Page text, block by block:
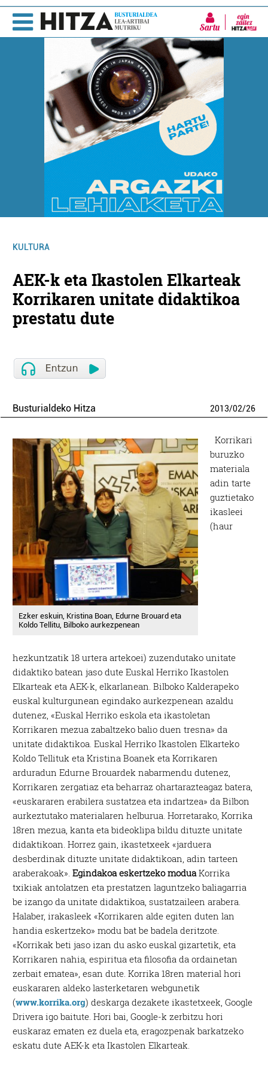
Sartu
KULTURA
AEK-k eta Ikastolen Elkarteak
Korrikaren unitate didaktikoa
prestatu dute
Busturialdeko Hitza 2013/02/26
Ezker eskuin, Kristina Boan, Edurne Brouard eta
Koldo Tellitu, Bilboko aurkezpenean
Korrikari
buruzko
materiala
adin tarte
guztietako
ikasleei
(haur
hezkuntzatik 18 urtera artekoei) zuzendutako unitate
didaktiko batean jaso dute Euskal Herriko Ikastolen
Elkarteak eta AEK-k, elkarlanean. Bilboko Kalderapeko
euskal kulturgunean egindako aurkezpenean azaldu
dutenez, «Euskal Herriko eskola eta ikastoletan
Korrikaren mezua zabaltzeko balio duen tresna» da
unitate didaktikoa. Euskal Herriko Ikastolen Elkarteko
Koldo Tellituk eta Kristina Boanek eta Korrikaren
arduradun Edurne Brouardek nabarmendu dutenez,
Korrikaren zergatiaz eta beharraz ohartarazteagaz batera,
«euskararen erabilera sustatzea eta indartzea» da Bilbon
aurkeztutako materialaren helburua. Horretarako, Korrika
18ren mezua, kanta eta bideoklipa bildu dituzte unitate
didaktikoan. Horrez gain, ikastetxeek «jarduera
desberdinak dituzte unitate didaktikoan, adin tarteen
araberakoak».Egindakoa eskertzeko moduaKorrika
txikiak antolatzen eta prestatzen laguntzeko baliagarria
be izango da unitate didaktikoa, sustatzaileen arabera.
Halaber, irakasleek «Korrikaren alde egiten duten lan
handia eskertzeko» modu bat be badela deritzote.
«Korrikak beti jaso izan du asko euskal gizartetik, eta
Korrikaren nahia, espiritua eta filosofia da ordainetan
zerbait ematea», esan dute. Korrika 18ren material hori
euskararen aldeko lasterketaren webgunetik
(www.korrika.org) deskarga dezakete ikastetxeek, Google
Drivera igo baitute. Hori bai, Google-k zerbitzu hori
euskaraz ematen ez duela eta, eragozpenak barkatzeko
eskatu dute AEK-k eta Ikastolen Elkarteak.